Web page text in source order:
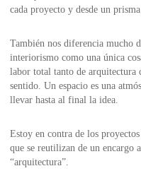
cada proyecto y desde un
También nos diferencia mucho
interiorismo como una única
labor total tanto de
sentido. Un espacio es una
llevar hasta al final la idea.
Estoy en contra de los
que se reutilizan de un encargo
“arquitectura”.